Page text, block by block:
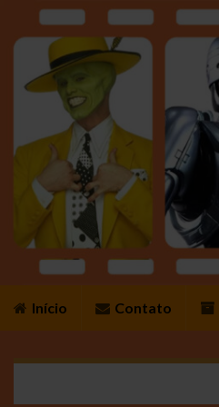
Início Contato